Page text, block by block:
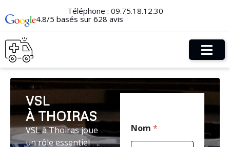
Téléphone : 09.75.18.12.30
4.8/5 basés sur 628 avis
VSL
À THOIRAS
VSL à Thoiras joue
un rôle essentiel
E
-
Nom *